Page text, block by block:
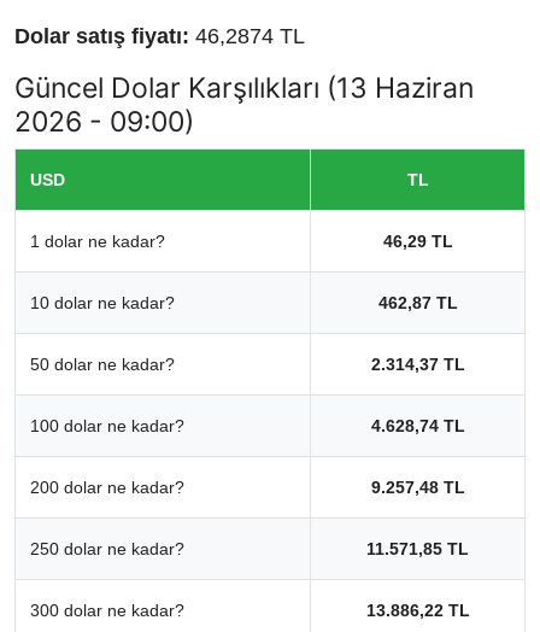
Dolar satış fiyatı: 46,2874 TL
Güncel Dolar Karşılıkları (13 Haziran
2026 - 09:00)
USD TL
1 dolar ne kadar? 46,29 TL
10 dolar ne kadar? 462,87 TL
50 dolar ne kadar? 2.314,37 TL
100 dolar ne kadar? 4.628,74 TL
200 dolar ne kadar? 9.257,48 TL
250 dolar ne kadar? 11.571,85 TL
300 dolar ne kadar? 13.886,22 TL